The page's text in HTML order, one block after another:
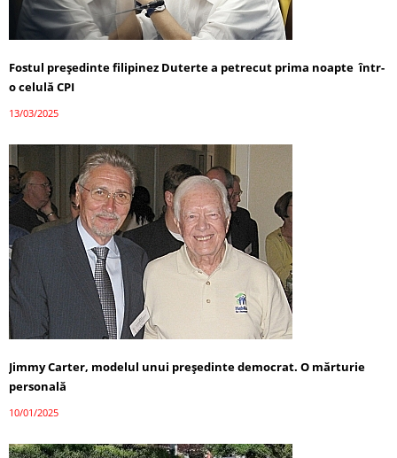
Fostul președinte filipinez Duterte a petrecut prima noapte într-
o celulă CPI
13/03/2025
Jimmy Carter, modelul unui președinte democrat. O mărturie
personală
10/01/2025